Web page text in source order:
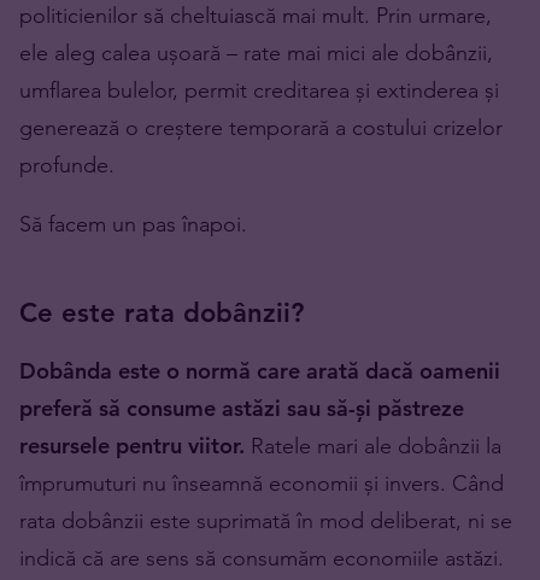
politicienilor să cheltuiască mai mult. Prin urmare,
ele aleg calea ușoară – rate mai mici ale dobânzii,
umflarea bulelor, permit creditarea și extinderea și
generează o creștere temporară a costului crizelor
profunde.
Să facem un pas înapoi.
Ce este rata dobânzii?
Dobânda este o normă care arată dacă oamenii
preferă să consume astăzi sau să-și păstreze
resursele pentru viitor. Ratele mari ale dobânzii la
împrumuturi nu înseamnă economii și invers. Când
rata dobânzii este suprimată în mod deliberat, ni se
indică că are sens să consumăm economiile astăzi.